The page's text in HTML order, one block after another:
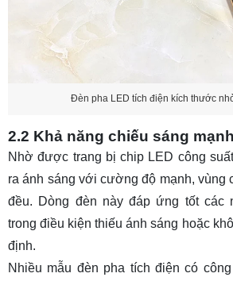
Câu 1: Đèn pha sạc điện có thể
không?
LED tích điện?
Câu 3: Đèn pha tích điện dùng
Câu 4: Đèn pha sạc điện sạc bao
không?
Đèn pha LED tích điện kích thước
2.2 Khả năng chiếu sáng mạnh
Nhờ được trang bị chip LED công
ra ánh sáng với cường độ mạnh, vùng
đều. Dòng đèn này đáp ứng tốt các
trong điều kiện thiếu ánh sáng hoặc
định.
Nhiều mẫu đèn pha tích điện có